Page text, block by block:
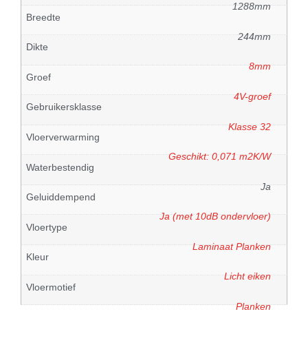
1288mm
Breedte
244mm
Dikte
8mm
Groef
4V-groef
Gebruikersklasse
Klasse 32
Vloerverwarming
Geschikt: 0,071 m2K/W
Waterbestendig
Ja
Geluiddempend
Ja (met 10dB ondervloer)
Vloertype
Laminaat Planken
Kleur
Licht eiken
Vloermotief
Planken